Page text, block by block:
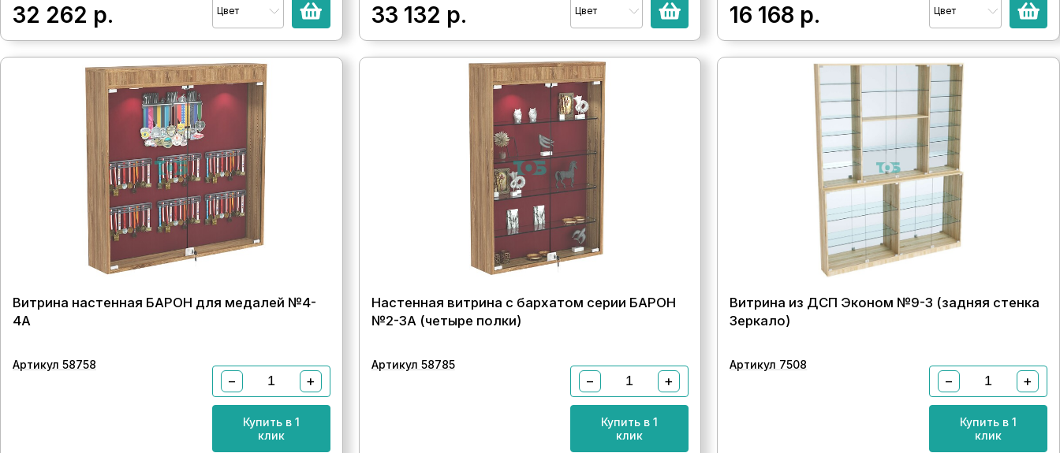
32 262 р. Цвет 33 132 р. Цвет 16 168 р. Цвет
Витрина настенная БАРОН для медалей №4-
4А
Артикул 58758
− +
Купить в 1
клик
Настенная витрина с бархатом серии БАРОН
№2-3А (четыре полки)
Артикул 58785
− +
Купить в 1
клик
Витрина из ДСП Эконом №9-3 (задняя стенка
Зеркало)
Артикул 7508
− +
Купить в 1
клик